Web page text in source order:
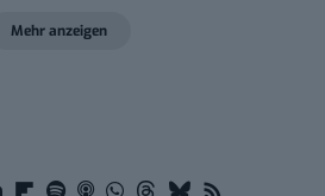
Mehr anzeigen